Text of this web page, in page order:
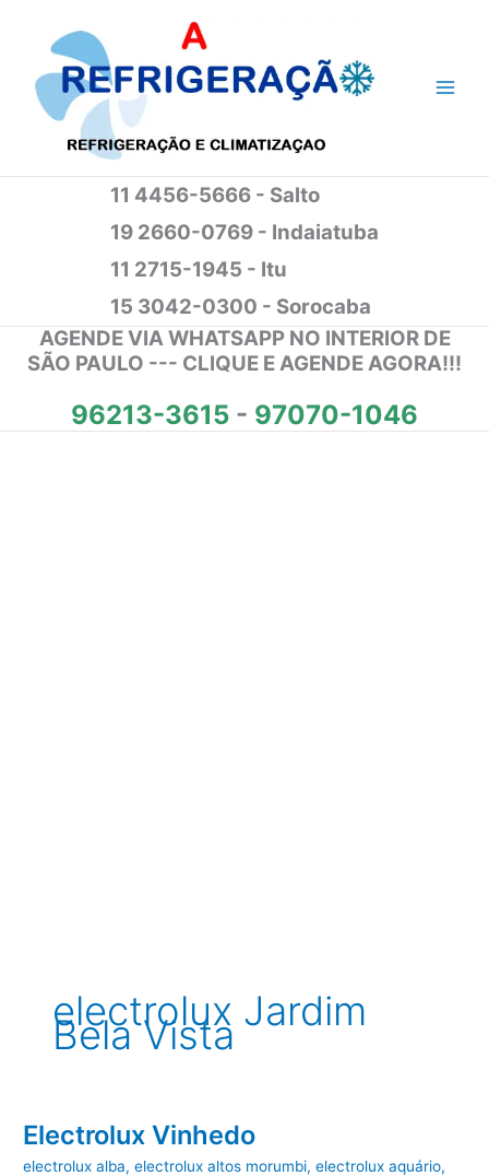
conteúdo
11 4456-5666 - Salto
19 2660-0769 - Indaiatuba
11 2715-1945 - Itu
15 3042-0300 - Sorocaba
AGENDE VIA WHATSAPP NO INTERIOR DE
SÃO PAULO --- CLIQUE E AGENDE AGORA!!!
96213-3615 - 97070-1046
electrolux Jardim
Bela Vista
Electrolux Vinhedo
electrolux alba,electrolux altos morumbi,electrolux aquário,